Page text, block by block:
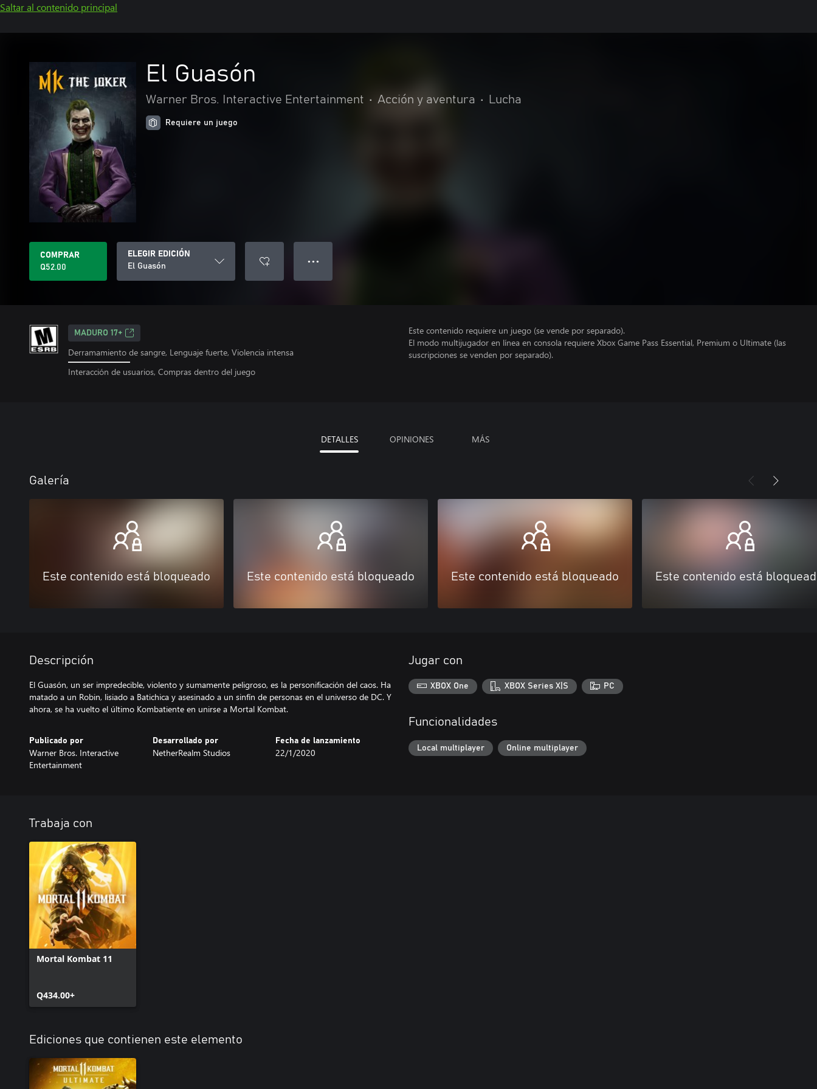
Saltar al contenido principal
El Guasón
Warner Bros. Interactive Entertainment • Acción y aventura • Lucha
Requiere un juego
COMPRAR
Q52.00
ELEGIR EDICIÓN
El Guasón
● ● ●
MADURO 17+
Derramamiento de sangre, Lenguaje fuerte, Violencia intensa
Interacción de usuarios, Compras dentro del juego
Este contenido requiere un juego (se vende por separado).
El modo multijugador en línea en consola requiere Xbox Game Pass Essential, Premium o Ultimate (las
suscripciones se venden por separado).
DETALLES OPINIONES MÁS
Galería
Este contenido está bloqueado Este contenido está bloqueado Este contenido está bloqueado Este contenido está
Descripción
El Guasón, un ser impredecible, violento y sumamente peligroso, es la personificación del caos. Ha
matado a un Robin, lisiado a Batichica y asesinado a un sinfín de personas en el universo de DC. Y
ahora, se ha vuelto el último Kombatiente en unirse a Mortal Kombat.
Publicado por
Warner Bros. Interactive
Entertainment
Desarrollado por
NetherRealm Studios
Fecha de lanzamiento
22/1/2020
Jugar con
XBOX One XBOX Series X|S PC
Funcionalidades
Local multiplayer Online multiplayer
Trabaja con
Mortal Kombat 11
Q434.00+
Ediciones que contienen este elemento